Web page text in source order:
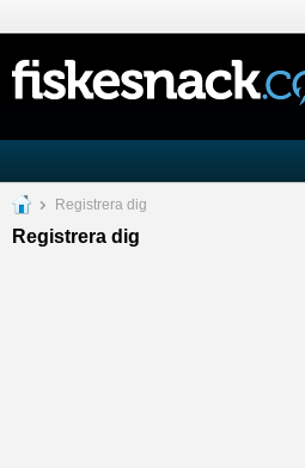
Registrera dig
Registrera dig